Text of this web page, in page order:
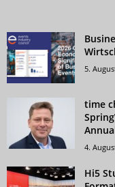
5.
time
4.
Hi5